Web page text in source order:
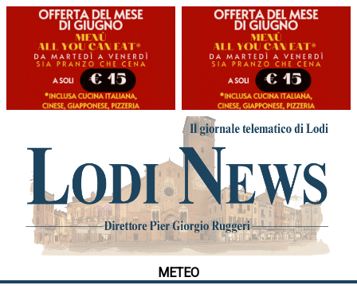
METEO
HOME
CRONACA
POLITICA
LA FOTO
METEO
CULTURA